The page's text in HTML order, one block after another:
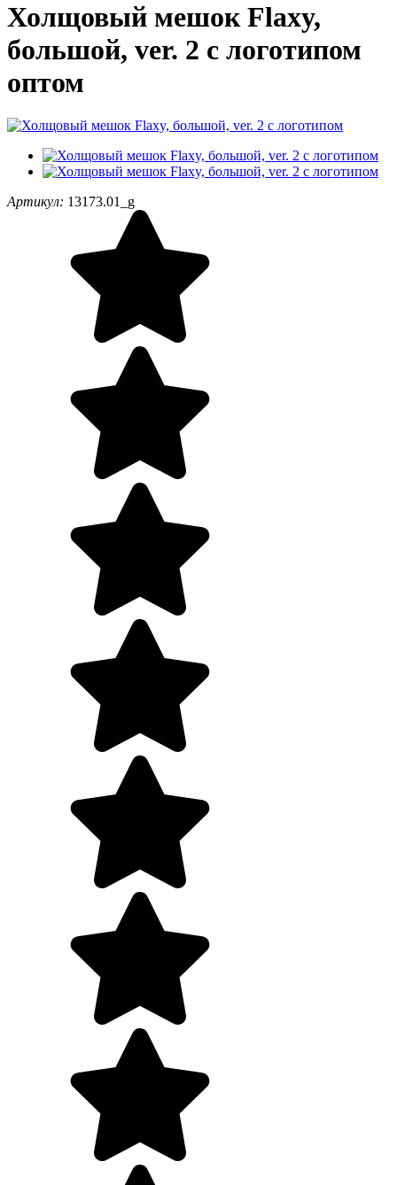
Холщовый мешок Flaxy,
большой, ver. 2 с логотипом
оптом
Артикул: 13173.01_g